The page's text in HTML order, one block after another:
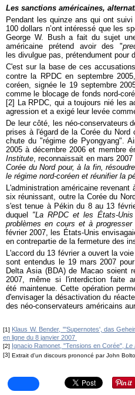
Les sanctions américaines,
Pendant les quinze ans qui ont
100 dollars n’ont intéressé que les
George W. Bush a fait du sujet
américaine prétend avoir des "
les divulgue pas, prétendument pour
C'est sur la base de ces
contre la RPDC en septembre
coréen, signée le 19 septembre
comme le blocage de fonds nord-
[2] La RPDC, qui a toujours nié les
agression et a exigé leur levée
De leur côté, les néo-conservateurs
prises à l'égard de la Corée du
chute du "régime de Pyongyang".
2005 à décembre 2006 et membre
Institute, reconnaissait en mars
Corée du Nord pour, à la fin,
le régime nord-coréen et réunifier la
L'administration américaine revenant
six réunissant, outre la Corée du
s'est tenue à Pékin du 8 au 13
duquel "La RPDC et les États-
problèmes en cours et à
février 2007, les États-Unis
en contrepartie de la fermeture des
L'accord du 13 février a ouvert la
sont entendus le 19 mars 2007
Delta Asia (BDA) de Macao soient
2007, même si l'interdiction faite
été maintenue. Cette opération
d'envisager la désactivation du
des néo-conservateurs américains
[1] Klaus W. Bender, "'Supernotes', das
en ligne du 8 janvier 2007
[2] Ignacio Ramonet, "Tensions en Corée", Le
[3] Extrait d'un discours prononcé par John